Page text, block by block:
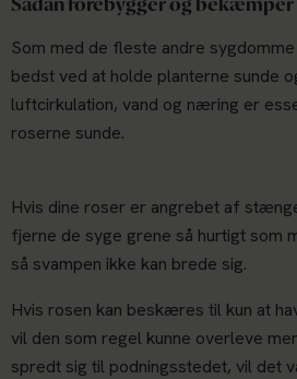
Som med de fleste andre
bedst ved at holde planterne sunde
luftcirkulation, vand og næring er
roserne sunde.
Hvis dine roser er angrebet af
fjerne de syge grene så hurtigt som
så svampen ikke kan brede sig.
Hvis rosen kan beskæres til kun at
vil den som regel kunne overleve
spredt sig til podningsstedet, vil det